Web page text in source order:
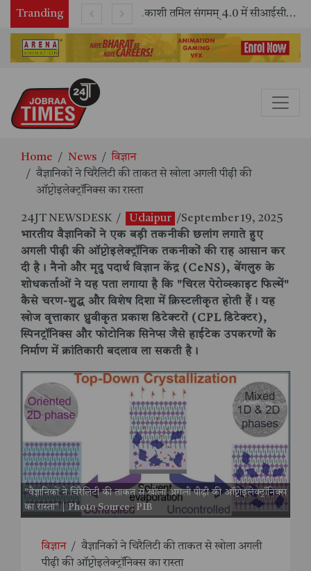
Tranding काशी तमिल संगमम् 4.0 में सीआईसीटी का स्टॉल बना तमिल भाषा और संस्कृति का केंद्र, ‘तमिल करकलाम’ से सीखना हुआ सरल
Home News
विज्ञान
वैज्ञानिकों ने चिरैलिटी की ताकत से खोला अगली पीढ़ी की
ऑप्टोइलेक्ट्रॉनिक्स का रास्ता
24JT NEWSDESK / Udaipur /September 19, 2025
भारतीय वैज्ञानिकों ने एक बड़ी तकनीकी छलांग लगाते हुए
अगली पीढ़ी की ऑप्टोइलेक्ट्रॉनिक तकनीकों की राह आसान कर
दी है। नैनो और मृदु पदार्थ विज्ञान केंद्र (CeNS), बेंगलुरु के
शोधकर्ताओं ने यह पता लगाया है कि "चिरल पेरोव्स्काइट फिल्में"
कैसे चरण-शुद्ध और विशेष दिशा में क्रिस्टलीकृत होती हैं। यह
खोज वृत्ताकार ध्रुवीकृत प्रकाश डिटेक्टरों (CPL डिटेक्टर),
स्पिनट्रॉनिक्स और फोटोनिक सिनेप्स जैसे हाईटेक उपकरणों के
निर्माण में क्रांतिकारी बदलाव ला सकती है।
"वैज्ञानिकों ने चिरैलिटी की ताकत से खोला अगली पीढ़ी की ऑप्टोइलेक्ट्रॉनिक्स
का रास्ता" | Photo Source : PIB
विज्ञान / वैज्ञानिकों ने चिरैलिटी की ताकत से खोला अगली
पीढ़ी की ऑप्टोइलेक्ट्रॉनिक्स का रास्ता